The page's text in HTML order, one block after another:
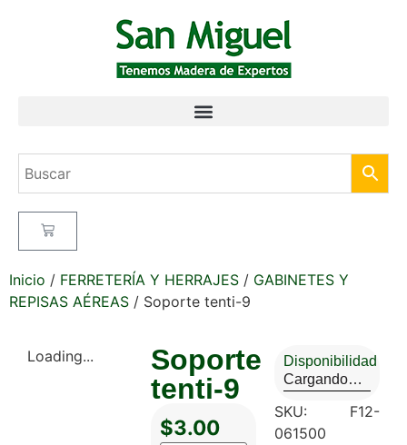
Inicio / FERRETERÍA Y HERRAJES / GABINETES Y
REPISAS AÉREAS / Soporte tenti-9
Loading...
Soporte
tenti-9
$3.00
Disponibilidad
Cargando…
SKU: F12-
061500